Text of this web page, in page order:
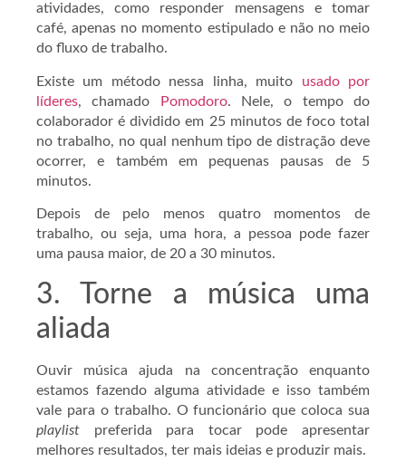
atividades, como responder mensagens e tomar
café, apenas no momento estipulado e não no meio
do fluxo de trabalho.
Existe um método nessa linha, muito usado por
líderes, chamado Pomodoro. Nele, o tempo do
colaborador é dividido em 25 minutos de foco total
no trabalho, no qual nenhum tipo de distração deve
ocorrer, e também em pequenas pausas de 5
minutos.
Depois de pelo menos quatro momentos de
trabalho, ou seja, uma hora, a pessoa pode fazer
uma pausa maior, de 20 a 30 minutos.
3. Torne a música uma
aliada
Ouvir música ajuda na concentração enquanto
estamos fazendo alguma atividade e isso também
vale para o trabalho. O funcionário que coloca sua
playlist preferida para tocar pode apresentar
melhores resultados, ter mais ideias e produzir mais.